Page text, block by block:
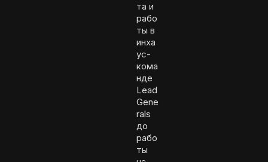
та и
рабо
ты в
инха
ус-
кома
нде
Lead
Gene
rals
до
рабо
ты